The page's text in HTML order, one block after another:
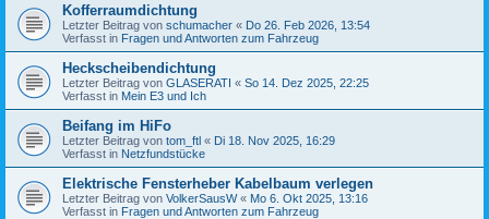
Kofferraumdichtung
Letzter Beitrag von schumacher « Do 26. Feb 2026, 13:54
Verfasst in Fragen und Antworten zum Fahrzeug
Heckscheibendichtung
Letzter Beitrag von GLASERATI « So 14. Dez 2025, 22:25
Verfasst in Mein E3 und Ich
Beifang im HiFo
Letzter Beitrag von tom_ftl « Di 18. Nov 2025, 16:29
Verfasst in Netzfundstücke
Elektrische Fensterheber Kabelbaum verlegen
Letzter Beitrag von VolkerSausW« Mo 6. Okt 2025, 13:16
Verfasst in Fragen und Antworten zum Fahrzeug